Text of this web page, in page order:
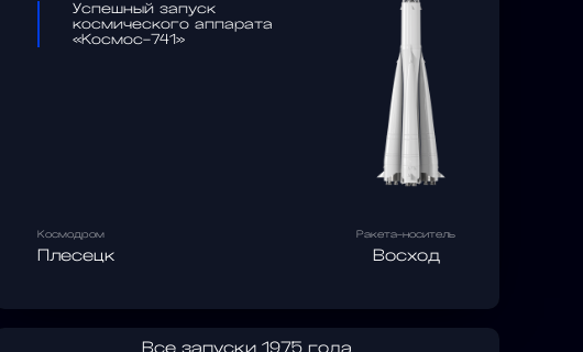
Успешный запуск
космического аппарата
«Космос-741»
Космодром
Плесецк
Ракета-носитель
Восход
Все запуски 1975 года